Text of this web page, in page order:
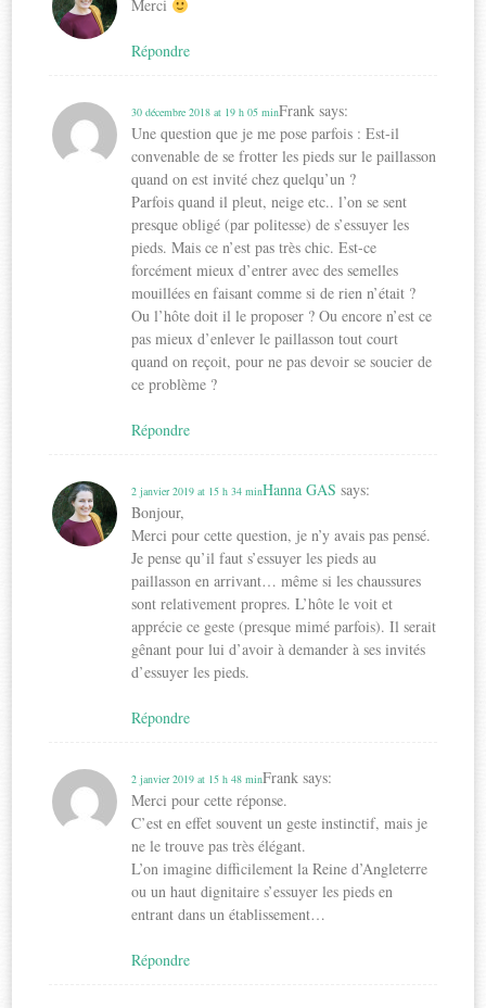
Merci
Répondre
Frank says:
30 décembre 2018 at 19 h 05 min
Une question que je me pose parfois : Est-il
convenable de se frotter les pieds sur le paillasson
quand on est invité chez quelqu’un ?
Parfois quand il pleut, neige etc.. l’on se sent
presque obligé (par politesse) de s’essuyer les
pieds. Mais ce n’est pas très chic. Est-ce
forcément mieux d’entrer avec des semelles
mouillées en faisant comme si de rien n’était ?
Ou l’hôte doit il le proposer ? Ou encore n’est ce
pas mieux d’enlever le paillasson tout court
quand on reçoit, pour ne pas devoir se soucier de
ce problème ?
Répondre
Hanna GAS says:
2 janvier 2019 at 15 h 34 min
Bonjour,
Merci pour cette question, je n’y avais pas pensé.
Je pense qu’il faut s’essuyer les pieds au
paillasson en arrivant… même si les chaussures
sont relativement propres. L’hôte le voit et
apprécie ce geste (presque mimé parfois). Il serait
gênant pour lui d’avoir à demander à ses invités
d’essuyer les pieds.
Répondre
Frank says:
2 janvier 2019 at 15 h 48 min
Merci pour cette réponse.
C’est en effet souvent un geste instinctif, mais je
ne le trouve pas très élégant.
L’on imagine difficilement la Reine d’Angleterre
ou un haut dignitaire s’essuyer les pieds en
entrant dans un établissement…
Répondre